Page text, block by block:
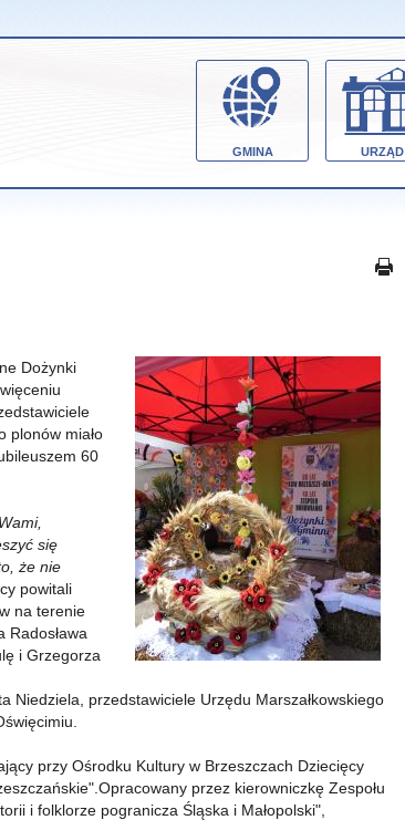
GMINA URZĄD
Dożynki
plonów miało
60
się
że nie
powitali
na terenie
i Grzegorza
Niedziela, przedstawiciele Urzędu Marszałkowskiego
przy Ośrodku Kultury w Brzeszczach Dziecięcy
przez kierowniczkę Zespołu
i folklorze pogranicza Śląska i Małopolski",